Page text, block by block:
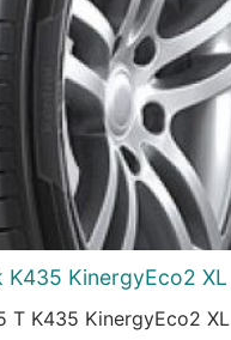
K435 KinergyEco2 XL
T K435 KinergyEco2 XL